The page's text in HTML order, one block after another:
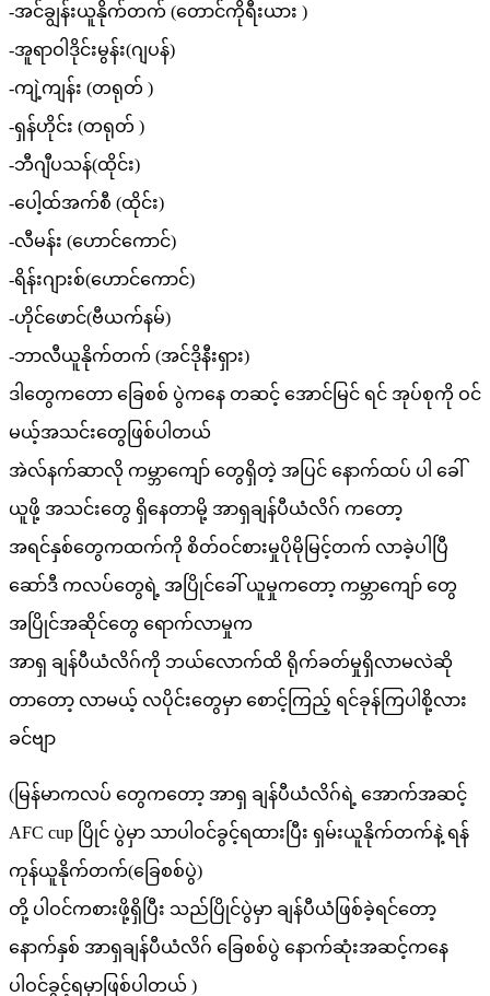
-အင်ချွန်းယူနိုက်တက် (တောင်ကိုရီးယား )
-အူရာဝါဒိုင်းမွန်း(ဂျပန်)
-ကျဲ့ကျန်း (တရုတ် )
-ရှန်ဟိုင်း (တရုတ် )
-ဘီဂျီပသန်(ထိုင်း)
-ပေါ့ထ်အက်စီ (ထိုင်း)
-လီမန်း (ဟောင်ကောင်)
-ရိန်းဂျားစ်(ဟောင်ကောင်)
-ဟိုင်ဖောင်(ဗီယက်နမ်)
-ဘာလီယူနိုက်တက် (အင်ဒိုနီးရှား)
ဒါတွေကတော ခြေစစ် ပွဲကနေ တဆင့် အောင်မြင် ရင် အုပ်စုကို ဝင်
မယ့်အသင်းတွေဖြစ်ပါတယ်
အဲလ်နက်ဆာလို ကမ္ဘာကျော် တွေရှိတဲ့ အပြင် နောက်ထပ် ပါ ခေါ်
ယူဖို့ အသင်းတွေ ရှိနေတာမို့ အာရှချန်ပီယံလိဂ် ကတော့
အရင်နှစ်တွေကထက်ကို စိတ်ဝင်စားမှုပိုမိုမြင့်တက် လာခဲ့ပါပြီ
ဆော်ဒီ ကလပ်တွေရဲ့ အပြိုင်ခေါ် ယူမှုကတော့ ကမ္ဘာကျော် တွေ
အပြိုင်အဆိုင်တွေ ရောက်လာမှုက
အာရှ ချန်ပီယံလိဂ်ကို ဘယ်လောက်ထိ ရိုက်ခတ်မှုရှိလာမလဲဆို
တာတော့ လာမယ့် လပိုင်းတွေမှာ စောင့်ကြည့် ရင်ခုန်ကြပါစို့လား
ခင်ဗျာ
(မြန်မာကလပ် တွေကတော့ အာရှ ချန်ပီယံလိဂ်ရဲ့ အောက်အဆင့်
AFC cup ပြိုင် ပွဲမှာ သာပါဝင်ခွင့်ရထားပြီး ရှမ်းယူနိုက်တက်နဲ့ ရန်
ကုန်ယူနိုက်တက်(ခြေစစ်ပွဲ)
တို့ ပါဝင်ကစားဖို့ရှိပြီး သည်ပြိုင်ပွဲမှာ ချန်ပီယံဖြစ်ခဲ့ရင်တော့
နောက်နှစ် အာရှချန်ပီယံလိဂ် ခြေစစ်ပွဲ နောက်ဆုံးအဆင့်ကနေ
ပါဝင်ခွင့်ရမှာဖြစ်ပါတယ် )